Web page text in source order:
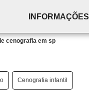
INFORMAÇÕES
cenografia em sp
Cenografia infantil